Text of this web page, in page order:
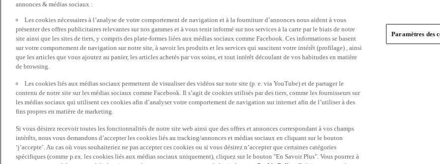
annonces & médias sociaux :
Les cookies nécessaires à l’analyse de votre comportement de navigation et à la fourniture d’annonces nous aident à vous
présenter des offres publicitaires relevantes sur nos gammes et à vous tenir informé sur nos services à la carte par le biais de notre
site ainsi que les sites de tiers, y compris des plate-formes liées aux médias sociaux comme Facebook. Ces informations se basent
sur votre comportement de navigation sur notre site, à savoir les produits et les services qui suscitent votre intérêt (profilage) , ainsi
que les articles que vous ajoutez au panier, les articles achetés par vos soins, et tout intérêt découlant de vos habitudes en matière
de browsing.
Les cookies liés aux médias sociaux permettent de visualiser des vidéos sur note site (p. e. via YouTube) et de partager le
contenu de notre site sur les médias sociaux comme Facebook. Il s’agit de cookies utilisés par des tiers, comme les fournisseurs sur
les médias sociaux qui utilisent ces cookies afin d’analyser votre comportement de navigation sur internet afin de l’utiliser à des
fins propres en matière de marketing.
Si vous désirez recevoir toutes les fonctionnalités de notre site web ainsi que des offres et annonces correspondant à vos champs
intérêts, nous vous demandons d’accepter les cookies liés au tracking/annonces et médias sociaux en cliquant sur le bouton
‘j’accepte’. Au cas où vous souhaiteriez ne pas accepter ces cookies ou si vous désirez n’accepter que certaines catégories
spécifiques (comme p.ex. les cookies liés aux médias sociaux uniquement), cliquez sur le bouton "En Savoir Plus". Vous pourrez à
Paramètres des